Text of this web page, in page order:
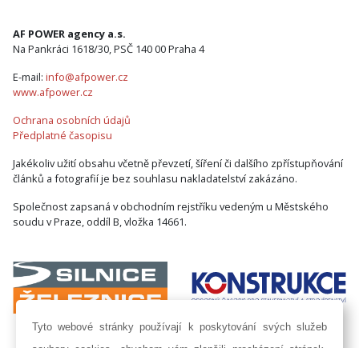
AF POWER agency a.s.
Na Pankráci 1618/30, PSČ 140 00 Praha 4
E-mail: info@afpower.cz
www.afpower.cz
Ochrana osobních údajů
Předplatné časopisu
Jakékoliv užití obsahu včetně převzetí, šíření či dalšího zpřístupňování
článků a fotografií je bez souhlasu nakladatelství zakázáno.
Společnost zapsaná v obchodním rejstříku vedeným u Městského
soudu v Praze, oddíl B, vložka 14661.
Tyto webové stránky používají k poskytování svých služeb